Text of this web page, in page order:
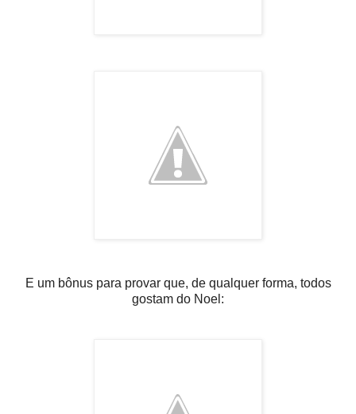
E um bônus para provar que, de qualquer forma, todos
gostam do Noel: